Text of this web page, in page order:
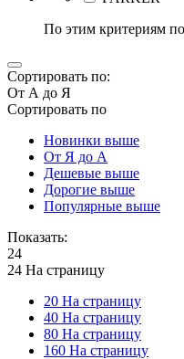
По этим критериям
Сортировать по:
От А до Я
Сортировать по
Новинки выше
От Я до А
Дешевые выше
Дорогие выше
Популярные выше
Показать:
24
24 На страницу
20 На страницу
40 На страницу
80 На страницу
160 На страницу